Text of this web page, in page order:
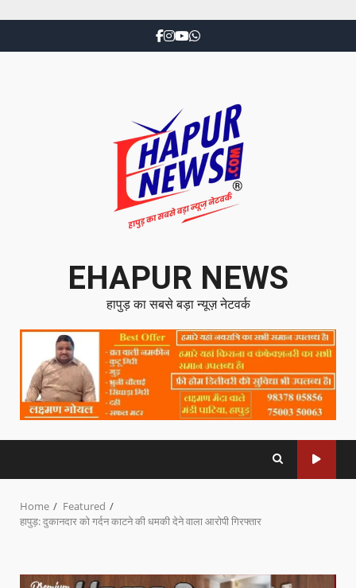
EHAPUR NEWS
हापुड़ का सबसे बड़ा न्यूज़ नेटवर्क
Home
Featured
हापुड़: दुकानदार को गर्दन काटने की धमकी देने वाला आरोपी गिरफ्तार